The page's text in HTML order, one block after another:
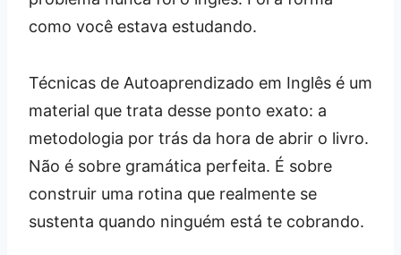
como você estava estudando.
Técnicas de Autoaprendizado em Inglês é um
material que trata desse ponto exato: a
metodologia por trás da hora de abrir o livro.
Não é sobre gramática perfeita. É sobre
construir uma rotina que realmente se
sustenta quando ninguém está te cobrando.